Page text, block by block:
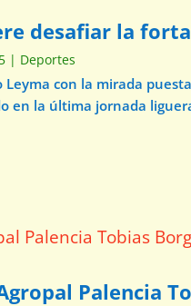
desafiar la
| Deportes
con la mirada
en la última jornada
Palencia